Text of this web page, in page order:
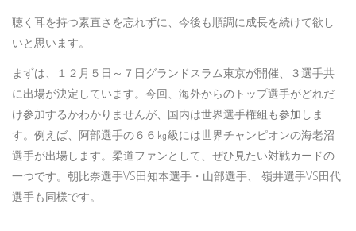
聴く耳を持つ素直さを忘れずに、今後も順調に成長を続けて欲し
いと思います。
まずは、１２月５日～７日グランドスラム東京が開催、３選手共
に出場が決定しています。今回、海外からのトップ選手がどれだ
け参加するかわかりませんが、国内は世界選手権組も参加しま
す。例えば、阿部選手の６６㎏級には世界チャンピオンの海老沼
選手が出場します。柔道ファンとして、ぜひ見たい対戦カードの
一つです。朝比奈選手VS田知本選手・山部選手、 嶺井選手VS田代
選手も同様です。